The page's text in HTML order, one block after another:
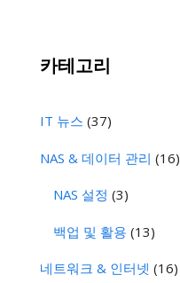
카테고리
IT 뉴스 (37)
NAS & 데이터 관리 (16)
NAS 설정 (3)
백업 및 활용 (13)
네트워크 & 인터넷 (16)